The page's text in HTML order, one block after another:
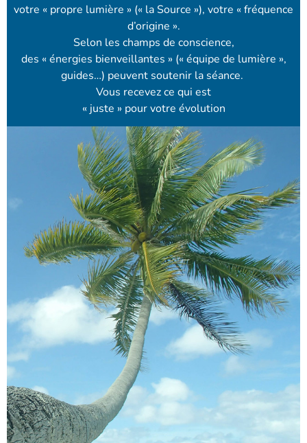
votre « propre lumière » (« la Source »), votre « fréquence
d’origine ».
Selon les champs de conscience,
des « énergies bienveillantes » (« équipe de lumière »,
guides…) peuvent soutenir la séance.
Vous recevez ce qui est
« juste » pour votre évolution